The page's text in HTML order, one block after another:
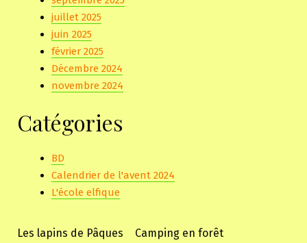
juillet 2025
juin 2025
février 2025
Décembre 2024
novembre 2024
Catégories
BD
Calendrier de l'avent 2024
L'école elfique
Les lapins de Pâques Camping en forêt